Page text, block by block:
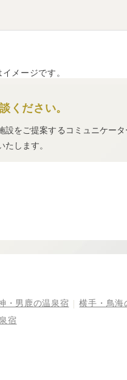
メージです。
ください。
設をご提案するコミュニケータ
します。
・男鹿の温泉宿 横手・鳥海
宿